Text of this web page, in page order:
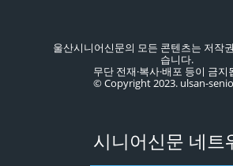
울산시니어신문의 모든 콘텐츠는 저작
습니다.
무단 전재·복사·배포 등이 금지
© Copyright 2023. ulsan-
시니어신문 네트